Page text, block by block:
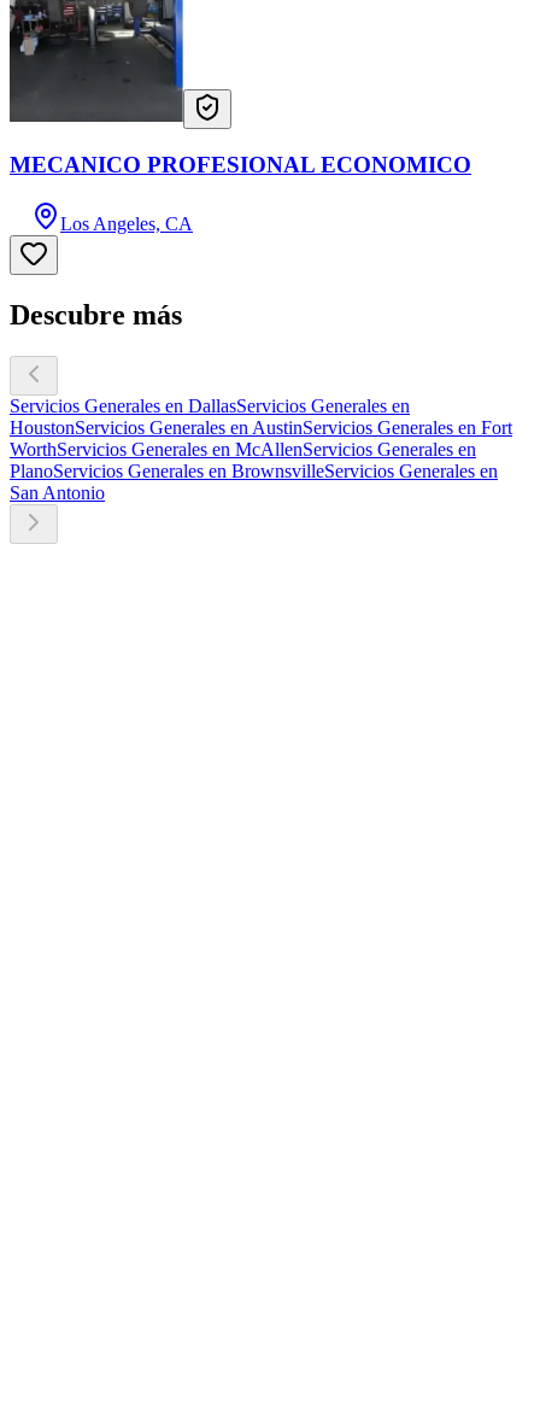
MECANICO PROFESIONAL ECONOMICO
Los Angeles, CA
Descubre más
Servicios Generales en DallasServicios Generales en
HoustonServicios Generales en AustinServicios Generales en Fort
WorthServicios Generales en McAllenServicios Generales en
PlanoServicios Generales en BrownsvilleServicios Generales en
San Antonio